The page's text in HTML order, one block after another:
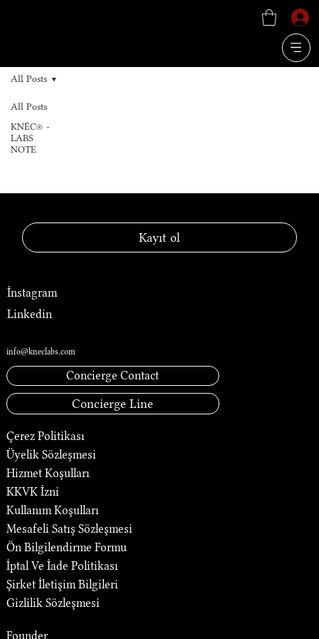
All Posts
KNÉC® -
LABS
NOTE
All Posts
Kayıt ol
İnstagram
Linkedin
info@kneclabs.com
Concierge Contact
Concierge Line
Çerez Politikası
Üyelik Sözleşmesi
Hizmet Koşulları
KKVK İzni
Kullanım Koşulları
Mesafeli Satış Sözleşmesi
Ön Bilgilendirme Formu
İptal Ve İade Politikası
Şirket İletişim Bilgileri
Gizlilik Sözleşmesi
Founder